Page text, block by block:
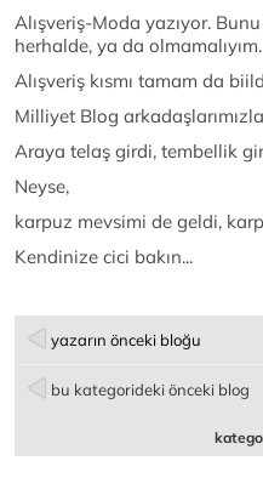
Alışveriş-Moda yazıyor.
herhalde, ya da olmamalıyım.
Alışveriş kısmı tamam da
Milliyet Blog
Araya telaş girdi, tembellik
Neyse,
karpuz mevsimi de geldi,
Kendinize cici bakın...
yazarın önceki bloğu
bu kategorideki önceki blog